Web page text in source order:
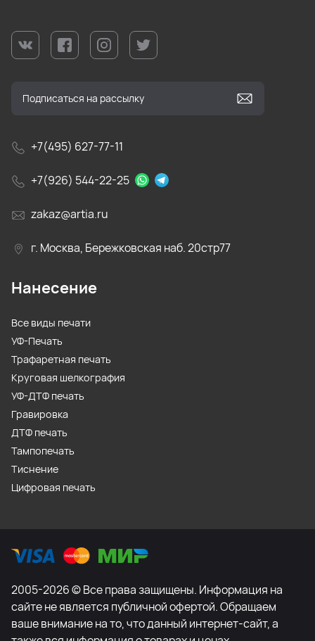
+7(495) 627-77-11
+7(926) 544-22-25
zakaz@artia.ru
г. Москва, Бережковская наб. 20стр77
Нанесение
Все виды печати
УФ-Печать
Трафаретная печать
Круговая шелкография
УФ-ДТФ печать
Гравировка
ДТФ печать
Тампопечать
Тиснение
Цифровая печать
2005-2026 © Все права защищены. Информация на
сайте не является публичной офертой. Обращаем
ваше внимание на то, что данный интернет-сайт, а